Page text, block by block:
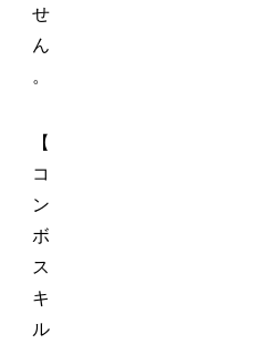
せ
ん
。
【
コ
ン
ボ
ス
キ
ル